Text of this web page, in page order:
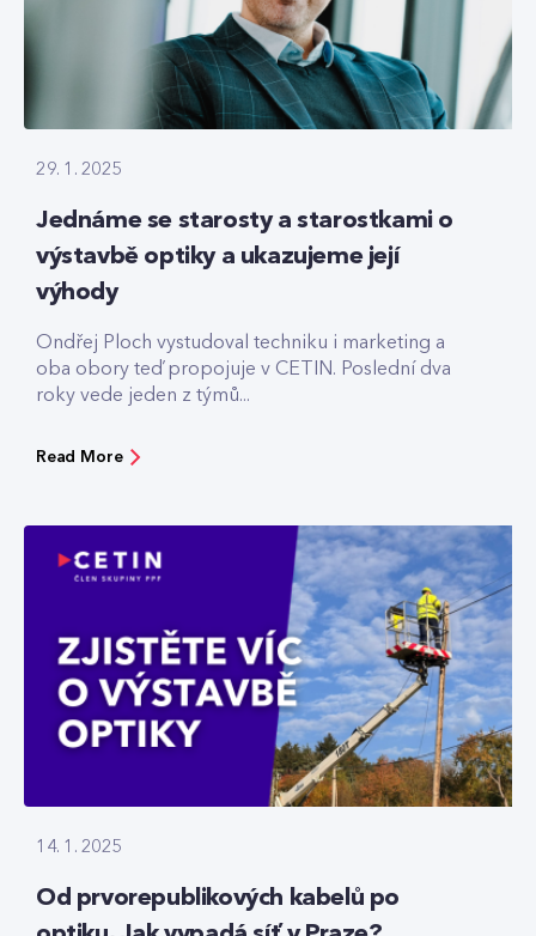
29. 1. 2025
Jednáme se starosty a starostkami o
výstavbě optiky a ukazujeme její
výhody
Ondřej Ploch vystudoval techniku i marketing a
oba obory teď propojuje v CETIN. Poslední dva
roky vede jeden z týmů...
Read More
14. 1. 2025
Od prvorepublikových kabelů po